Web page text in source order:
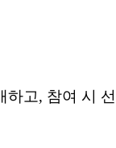
고, 참여 시